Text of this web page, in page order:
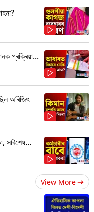
প্ৰক্ৰিয়া...
অৰিজিৎ
সবিশেষ...
View More